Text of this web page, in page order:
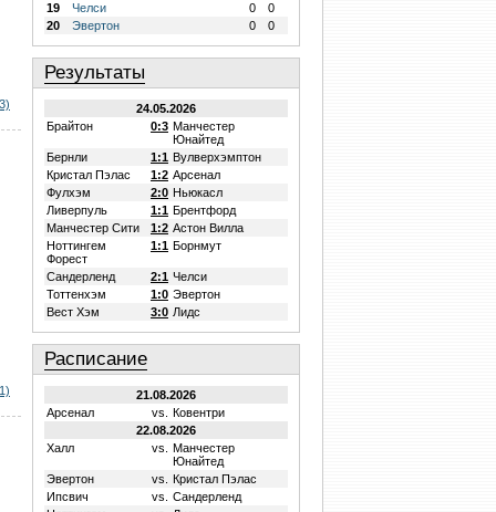
19
Челси 0
0
20
Эвертон 0 0
Результаты
24.05.2026
Брайтон
0:3 Манчестер
Юнайтед
Бернли
1:1 Вулверхэмптон
Кристал Пэлас
1:2 Арсенал
Фулхэм
2:0 Ньюкасл
Ливерпуль
1:1 Брентфорд
Манчестер Сити
1:2 Астон Вилла
Ноттингем
Форест
1:1 Борнмут
Сандерленд 2:1 Челси
Тоттенхэм
1:0 Эвертон
Вест Хэм
3:0 Лидс
Расписание
21.08.2026
Арсенал
vs.
Ковентри
22.08.2026
Халл
vs.
Манчестер
Юнайтед
Эвертон
vs.
Кристал Пэлас
Ипсвич
vs.
Сандерленд